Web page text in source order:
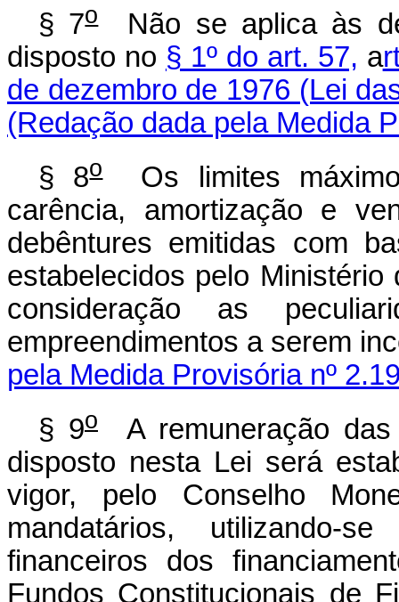
§ 7oNão se aplica às
disposto no § 1º do art. 57, a
de dezembro de 1976 (Lei
(Redação dada pela Medida
§ 8oOs limites
carência, amortização e
debêntures emitidas com
estabelecidos pelo
consideração as
empreendimentos a serem
pela Medida Provisória nº
§ 9o
A remuneração
disposto nesta Lei será
vigor, pelo Conselho
mandatários, utilizando-
financeiros dos
Fundos Constitucionais de